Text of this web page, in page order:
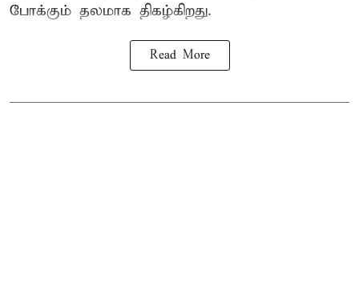
போக்கும் தலமாக திகழ்கிறது.
Read More